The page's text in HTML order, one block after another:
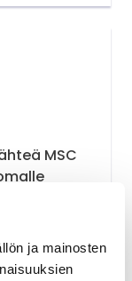
ja mainosten
MSC